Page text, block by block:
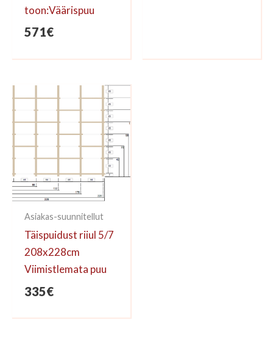
toon:Väärispuu
571€
Asiakas-suunnitellut
Täispuidust riiul 5/7
208x228cm
Viimistlemata puu
335€